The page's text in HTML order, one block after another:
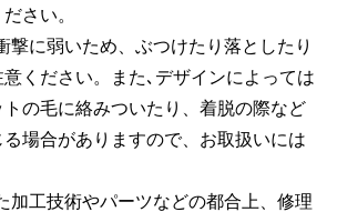
さい。
撃に弱いため、ぶつけたり落としたり
ください。また､デザインによっては
の毛に絡みついたり、着脱の際など
場合がありますので、お取扱いには
加工技術やパーツなどの都合上、修理